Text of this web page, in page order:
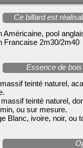
Ce billard est
Américaine, pool
Francaise 2m30/2m40
Essence de
teinté naturel,
teinté naturel,
ou sur mesure.
Blanc, ivoire, noir, ou